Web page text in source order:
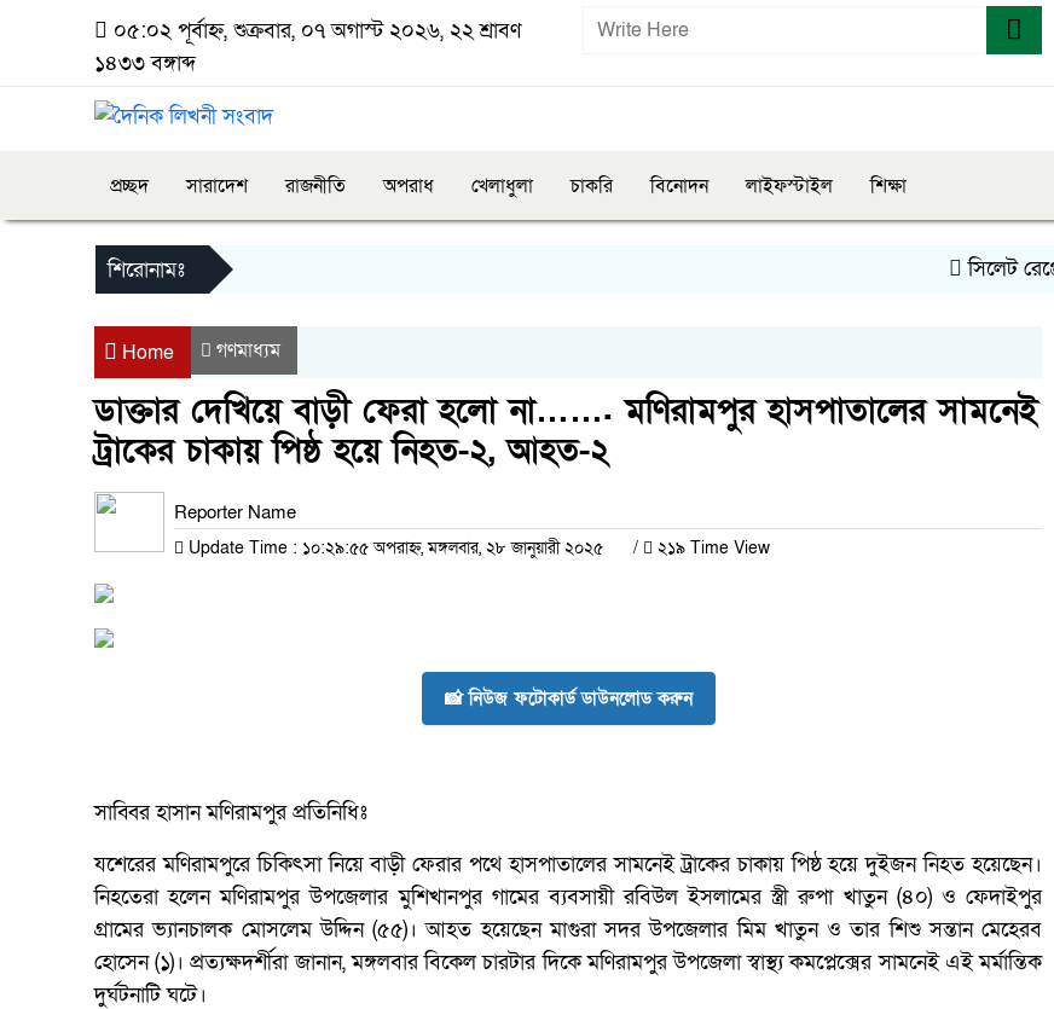
০৫:০২ পূর্বাহ্ন, শুক্রবার, ০৭ অগাস্ট ২০২৬, ২২ শ্রাবণ
১৪৩৩ বঙ্গাব্দ
প্রচ্ছদ সারাদেশ রাজনীতি অপরাধ খেলাধুলা চাকরি বিনোদন লাইফস্টাইল শিক্ষা
শিরোনামঃ সিলেট
Home গণমাধ্যম
ডাক্তার দেখিয়ে বাড়ী ফেরা হলো না……. মণিরামপুর হাসপাতালের সামনেই
ট্রাকের চাকায় পিষ্ঠ হয়ে নিহত-২, আহত-২
Reporter Name
Update Time : ১০:২৯:৫৫ অপরাহ্ন, মঙ্গলবার, ২৮ জানুয়ারী ২০২৫ / ২১৯ Time View
📸 নিউজ ফটোকার্ড ডাউনলোড করুন
সাব্বির হাসান মণিরামপুর প্রতিনিধিঃ
যশেরের মণিরামপুরে চিকিৎসা নিয়ে বাড়ী ফেরার পথে হাসপাতালের সামনেই ট্রাকের চাকায় পিষ্ঠ হয়ে দুইজন নিহত হয়েছেন।
নিহতেরা হলেন মণিরামপুর উপজেলার মুশিখানপুর গামের ব্যবসায়ী রবিউল ইসলামের স্ত্রী রুপা খাতুন (৪০) ও ফেদাইপুর
গ্রামের ভ্যানচালক মোসলেম উদ্দিন (৫৫)। আহত হয়েছেন মাগুরা সদর উপজেলার মিম খাতুন ও তার শিশু সন্তান মেহেরব
হোসেন (১)। প্রত্যক্ষদর্শীরা জানান, মঙ্গলবার বিকেল চারটার দিকে মণিরামপুর উপজেলা স্বাস্থ্য কমপ্লেক্সের সামনেই এই মর্মান্তিক
দুর্ঘটনাটি ঘটে।